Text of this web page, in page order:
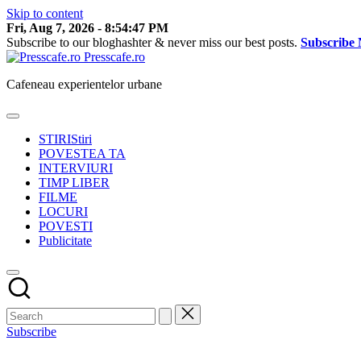
Skip to content
Fri, Aug 7, 2026 - 8:54:48 PM
Subscribe to our bloghashter & never miss our best posts. Subscribe
Presscafe.ro
Cafeneau experientelor urbane
STIRIStiri
POVESTEA TA
INTERVIURI
TIMP LIBER
FILME
LOCURI
POVESTI
Publicitate
Subscribe